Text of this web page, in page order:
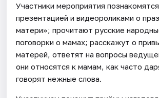
Участники мероприятия
презентацией и видеороликами о
матери»; прочитают русские
поговорки о мамах; расскажут о
матерей, ответят на вопросы
они относятся к мамам, как часто
говорят нежные слова.